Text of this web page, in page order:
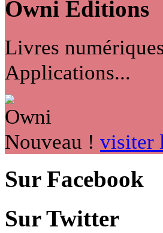
Owni Éditions
Livres
Applications...
Nouveau ! visiter
Sur Facebook
Sur Twitter